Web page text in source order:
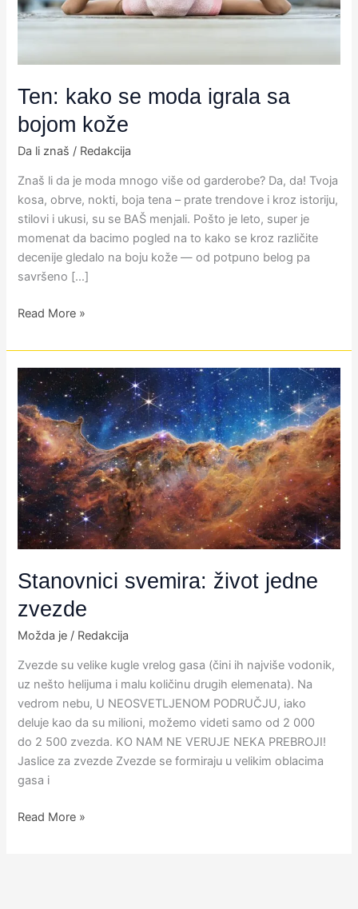
Ten: kako se moda igrala sa
bojom kože
Da li znaš / Redakcija
Znaš li da je moda mnogo više od garderobe? Da, da! Tvoja
kosa, obrve, nokti, boja tena – prate trendove i kroz istoriju,
stilovi i ukusi, su se BAŠ menjali. Pošto je leto, super je
momenat da bacimo pogled na to kako se kroz različite
decenije gledalo na boju kože — od potpuno belog pa
savršeno […]
bojom
kože
Read More »
Stanovnici svemira: život jedne
zvezde
Možda je / Redakcija
Zvezde su velike kugle vrelog gasa (čini ih najviše vodonik,
uz nešto helijuma i malu količinu drugih elemenata). Na
vedrom nebu,​ U NEOSVETLJENOM PODRUČJU,​ iako
deluje kao da su milioni, možemo videti samo od 2 000
do 2 500 zvezda.​ KO NAM NE VERUJE NEKA PREBROJI!
Jaslice za zvezde Zvezde se formiraju u velikim oblacima
gasa i
Stanovnici
svemira:
život
jedne
zvezde
Read More »